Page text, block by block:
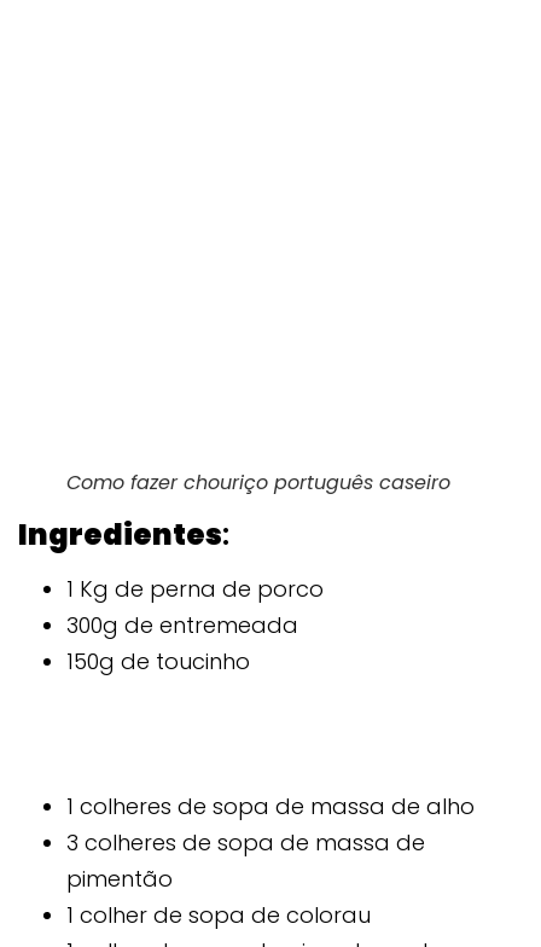
Como fazer chouriço português caseiro
Ingredientes:
1 Kg de perna de porco
300g de entremeada
150g de toucinho
1 colheres de sopa de massa de alho
3 colheres de sopa de massa de
pimentão
1 colher de sopa de colorau